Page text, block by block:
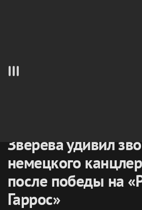
Зверева удивил
немецкого
после победы на
Гаррос»